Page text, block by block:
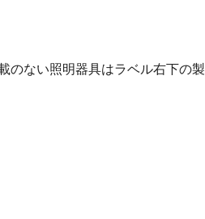
のない照明器具はラベル右下の製